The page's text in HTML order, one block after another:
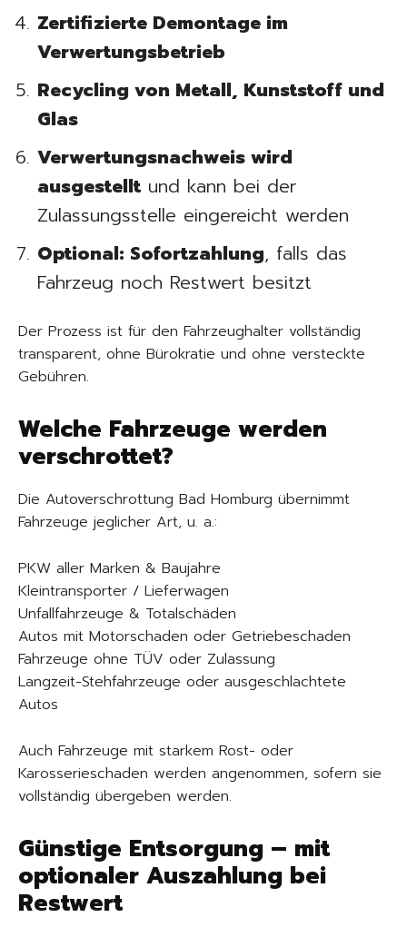
Zertifizierte Demontage im
Verwertungsbetrieb
Recycling von Metall, Kunststoff und
Glas
Verwertungsnachweis wird
ausgestellt und kann bei der
Zulassungsstelle eingereicht werden
Optional: Sofortzahlung, falls das
Fahrzeug noch Restwert besitzt
Der Prozess ist für den Fahrzeughalter vollständig
transparent, ohne Bürokratie und ohne versteckte
Gebühren.
Welche Fahrzeuge werden
verschrottet?
Die Autoverschrottung Bad Homburg übernimmt
Fahrzeuge jeglicher Art, u. a.:
PKW aller Marken & Baujahre
Kleintransporter / Lieferwagen
Unfallfahrzeuge & Totalschäden
Autos mit Motorschaden oder Getriebeschaden
Fahrzeuge ohne TÜV oder Zulassung
Langzeit-Stehfahrzeuge oder ausgeschlachtete
Autos
Auch Fahrzeuge mit starkem Rost- oder
Karosserieschaden werden angenommen, sofern sie
vollständig übergeben werden.
Günstige Entsorgung – mit
optionaler Auszahlung bei
Restwert